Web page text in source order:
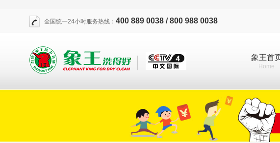
全国统一24小时服务热线： 400 889 0038 / 800 988 0038
象王首
Home